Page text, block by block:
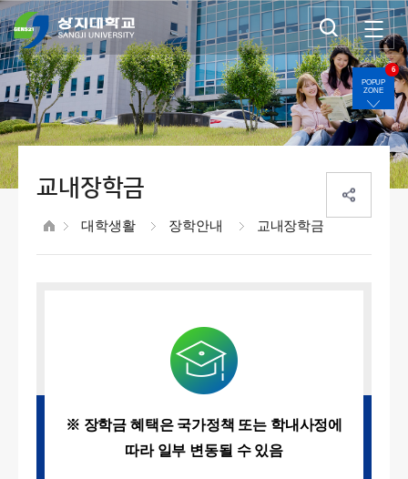
POPUP
ZONE
6
교내장학금
대학생활 장학안내 교내장학금
※ 장학금 혜택은 국가정책 또는 학내사정에
따라 일부 변동될 수 있음